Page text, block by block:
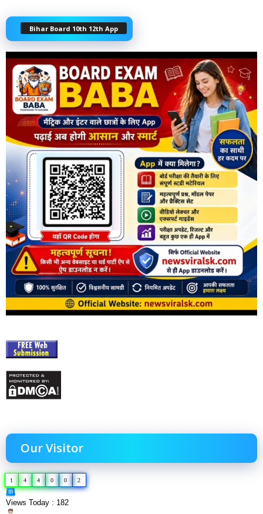
Bihar Board 10th 12th App
Our Visitor
1 4 4 0 0 2
Views Today : 182